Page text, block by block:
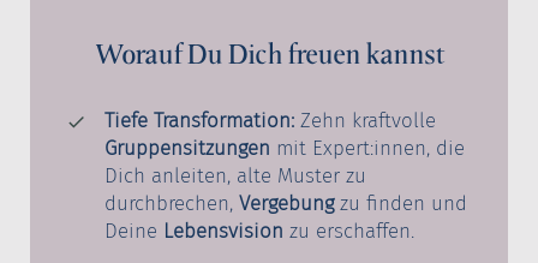
Worauf Du Dich freuen kannst
Tiefe Transformation: Zehn kraftvolle
Gruppensitzungen mit Expert:innen, die
Dich anleiten, alte Muster zu
durchbrechen, Vergebungzu finden und
Deine Lebensvision zu erschaffen.